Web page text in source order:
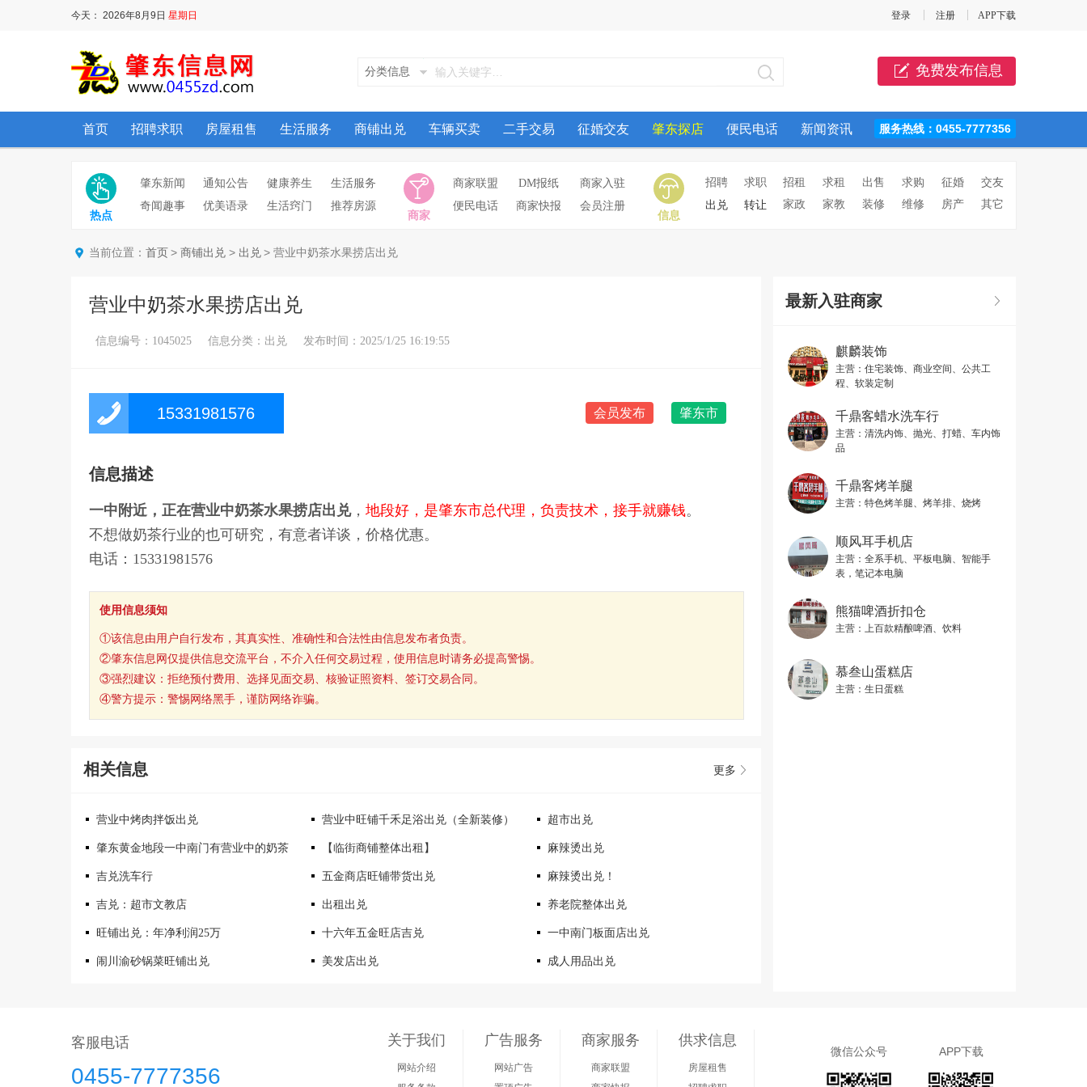
今天： 2026年8月9日 星期日 登录 注册 APP下载
分类信息 免费发布信息
首页 招聘求职 房屋租售 生活服务 商铺出兑 车辆买卖 二手交易 征婚交友 肇东探店 便民电话 新闻资讯 服务热线：0455-7777356
肇东新闻 通知公告 健康养生
生活服务
奇闻趣事
优美语录 生活窍门 推荐房源
商家联盟 DM报纸
商家入驻
便民电话
商家快报 会员注册
招聘 求职 招租 求租 出售 求购 征婚
交友
出兑
转让 家政 家教 装修 维修 房产 其它
热点 商家 信息
当前位置： 首页 > 商铺出兑 > 出兑 > 营业中奶茶水果捞店出兑
营业中奶茶水果捞店出兑
信息编号：1045025 信息分类：出兑 发布时间：2025/1/25 16:19:55
15331981576 会员发布 肇东市
信息描述
一中附近，正在营业中奶茶水果捞店出兑， 地段好，是肇东市总代理，负责技术，接手就赚钱。
不想做奶茶行业的也可研究，有意者详谈，价格优惠。
电话：15331981576
使用信息须知
①该信息由用户自行发布，其真实性、准确性和合法性由信息发布者负责。
②肇东信息网仅提供信息交流平台，不介入任何交易过程，使用信息时请务必提高警惕。
③强烈建议：拒绝预付费用、选择见面交易、核验证照资料、签订交易合同。
④警方提示：警惕网络黑手，谨防网络诈骗。
相关信息 更多
营业中烤肉拌饭出兑 营业中旺铺千禾足浴出兑（全新装修） 超市出兑
肇东黄金地段一中南门有营业中的奶茶 【临街商铺整体出租】 麻辣烫出兑
吉兑洗车行 五金商店旺铺带货出兑 麻辣烫出兑！
吉兑：超市文教店 出租出兑 养老院整体出兑
旺铺出兑：年净利润25万 十六年五金旺店吉兑 一中南门板面店出兑
闹川渝砂锅菜旺铺出兑 美发店出兑 成人用品出兑
最新入驻商家
麒麟装饰
主营： 住宅装饰、商业空间、公共工
程、软装定制
千鼎客蜡水洗车行
主营： 清洗内饰、抛光、打蜡、车内饰
品
千鼎客烤羊腿
主营： 特色烤羊腿、烤羊排、烧烤
顺风耳手机店
主营： 全系手机、平板电脑、智能手
表，笔记本电脑
熊猫啤酒折扣仓
主营： 上百款精酿啤酒、饮料
慕叁山蛋糕店
主营： 生日蛋糕
客服电话
0455-7777356
关于我们
网站介绍
广告服务
网站广告
商家服务
商家联盟
供求信息
房屋租售
微信公众号 APP下载